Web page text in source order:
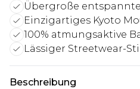
Übergroße
Einzigartiges Kyoto
100% atmungsaktive
Lässiger Streetwear-Stil
Beschreibung